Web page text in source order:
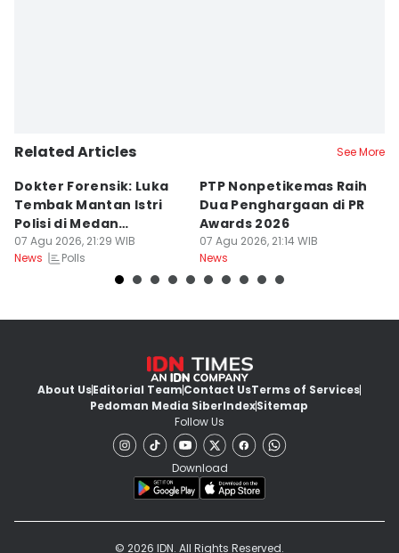
Related Articles See More
Dokter Forensik: Luka
Tembak Mantan Istri
Polisi di Medan
Berkarakter Tempel
07 Agu 2026, 21:29 WIB
News
Polls
PTP Nonpetikemas Raih
Dua Penghargaan di PR
Awards 2026
07 Agu 2026, 21:14 WIB
News
About UsEditorial TeamContact UsTerms of Services
Pedoman Media SiberIndexSitemap
Follow Us
Download
© 2026 IDN. All Rights Reserved.